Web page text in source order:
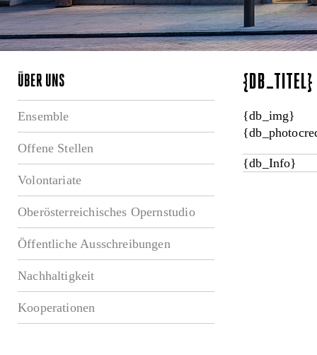
ÜBER UNS
Ensemble
Offene Stellen
Volontariate
Oberösterreichisches Opernstudio
Öffentliche Ausschreibungen
Nachhaltigkeit
Kooperationen
{DB_TITEL}
{db_img}
{db_Info}